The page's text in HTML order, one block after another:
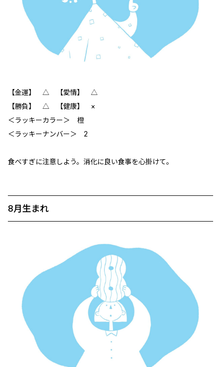
【金運】 ‪△ 【愛情】 △
【勝負】 △ 【健康】 ×
＜ラッキーカラー＞ 橙
＜ラッキーナンバー＞ 2
食べすぎに注意しよう。消化に良い食事を心掛けて。
8月生まれ